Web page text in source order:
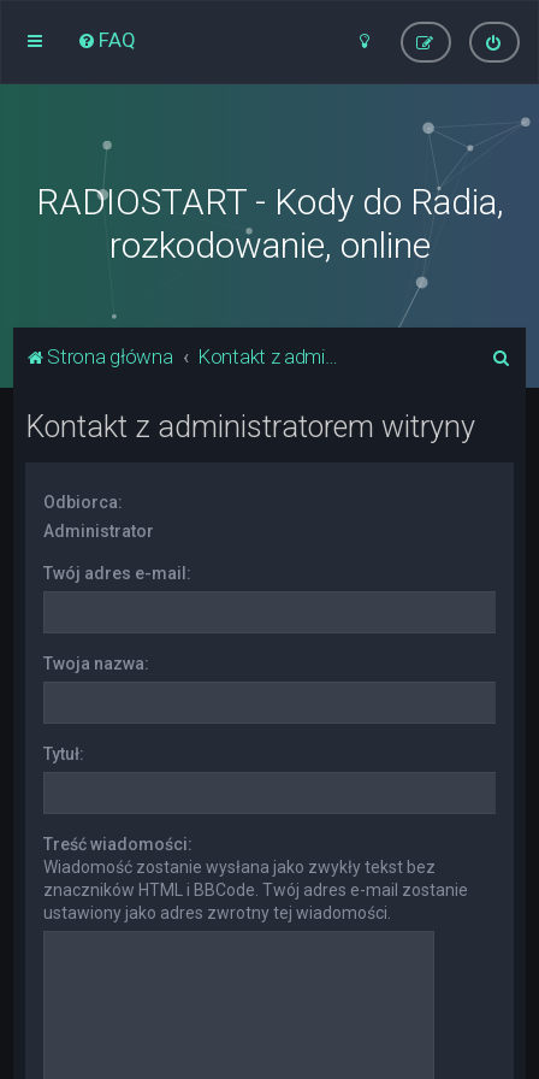
FAQ
RADIOSTART - Kody do Radia,
rozkodowanie, online
Strona główna Kontakt z administratorem witryny
Kontakt z administratorem witryny
Odbiorca:
Administrator
Twój adres e-mail:
Twoja nazwa:
Tytuł:
Treść wiadomości:
Wiadomość zostanie wysłana jako zwykły tekst bez
znaczników HTML i BBCode. Twój adres e-mail zostanie
ustawiony jako adres zwrotny tej wiadomości.